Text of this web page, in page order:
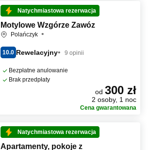
Natychmiastowa rezerwacja
Motylowe Wzgórze Zawóz
Polańczyk
10.0 Rewelacyjny 9 opinii
Bezpłatne anulowanie
Brak przedpłaty
od 300 zł
2 osoby, 1 noc
Cena gwarantowana
Natychmiastowa rezerwacja
Apartamenty, pokoje z